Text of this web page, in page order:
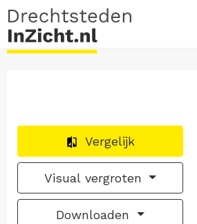
Vergelijk
Visual vergroten
Downloaden